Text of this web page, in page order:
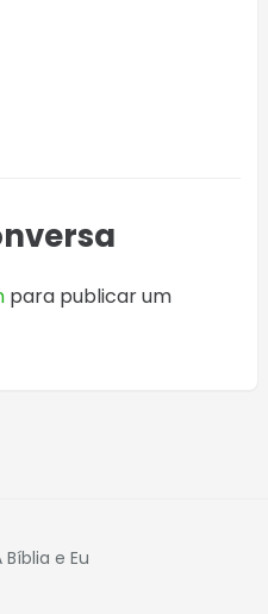
para publicar um
e Eu